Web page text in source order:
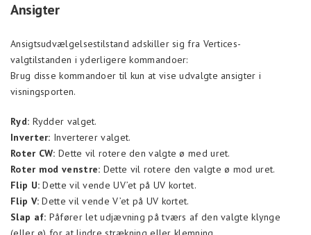
Ansigter
Ansigtsudvælgelsestilstand adskiller sig fra Vertices-
valgtilstanden i yderligere kommandoer:
Brug disse kommandoer til kun at vise udvalgte ansigter i
visningsporten.
Ryd: Rydder valget.
Inverter: Inverterer valget.
Roter CW: Dette vil rotere den valgte ø med uret.
Roter mod venstre: Dette vil rotere den valgte ø mod uret.
Flip U: Dette vil vende UV’et på UV kortet.
Flip V: Dette vil vende V’et på UV kortet.
Slap af: Påfører let udjævning på tværs af den valgte klynge